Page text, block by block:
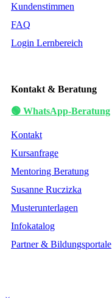
Kundenstimmen
FAQ
Login Lernbereich
Kontakt & Beratung
🟢 WhatsApp-Beratung
Kontakt
Kursanfrage
Mentoring Beratung
Susanne Ruczizka
Musterunterlagen
Infokatalog
Partner & Bildungsportale